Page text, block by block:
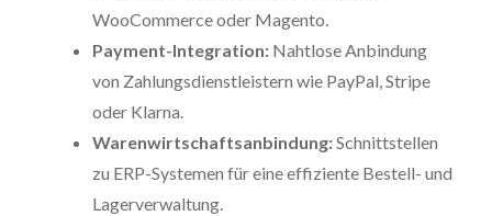
WooCommerce oder Magento.
Payment-Integration:Nahtlose Anbindung
von Zahlungsdienstleistern wie PayPal, Stripe
oder Klarna.
Warenwirtschaftsanbindung:Schnittstellen
zu ERP-Systemen für eine effiziente Bestell- und
Lagerverwaltung.